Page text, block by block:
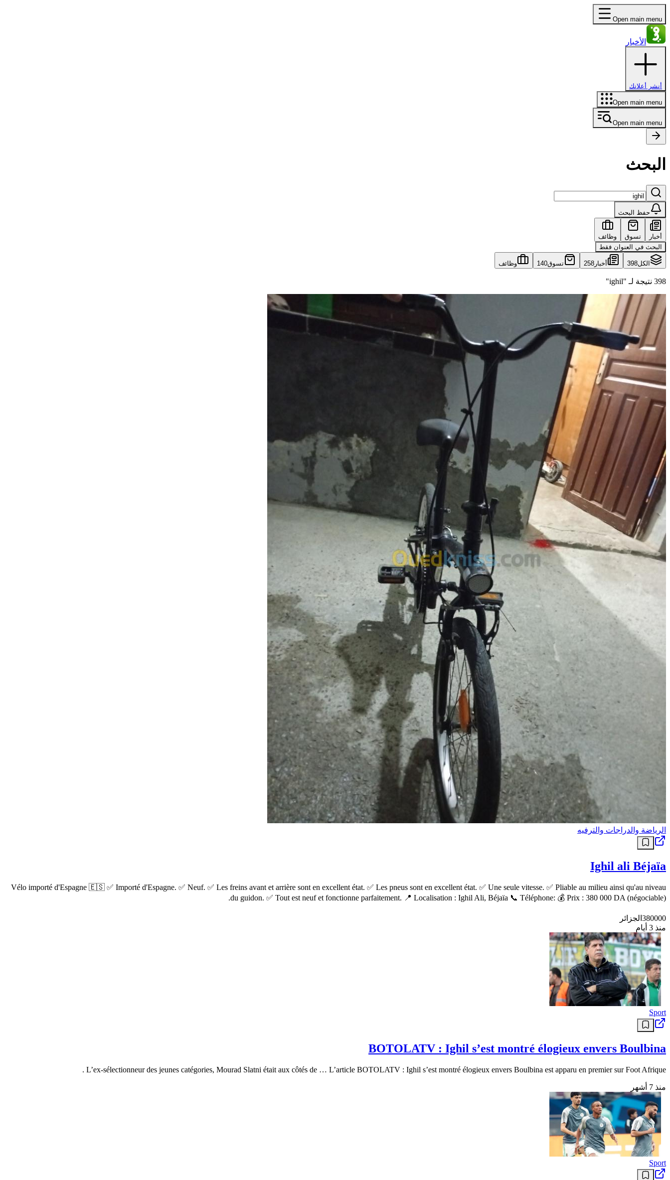
Open main menu
الأخبار
أنشر أعلانك
Open main menu
Open main menu
البحث
حفظ البحث
أخبار تسوق
وظائف
البحث في العنوان فقط
الكل398 أخبار 258 تسوق140 وظائف
398 نتيجة لـ "ighil"
الرياضة والدراجات والترفيه
Ighil ali Béjaïa
Vélo importé d'Espagne 🇪🇸 ✅ Importé d'Espagne. ✅ Neuf. ✅ Les freins avant et arrière sont en excellent état. ✅ Les pneus sont en excellent état. ✅ Une seule vitesse. ✅ Pliable au milieu ainsi qu'au niveau
du guidon. ✅ Tout est neuf et fonctionne parfaitement. 📍 Localisation : Ighil Ali, Béjaïa 📞 Téléphone: 💰 Prix : 380 000 DA (négociable).
380000 الجزائر
منذ 3 أيام
Sport
BOTOLATV : Ighil s’est montré élogieux envers Boulbina
L’ex-sélectionneur des jeunes catégories, Mourad Slatni était aux côtés de … L’article BOTOLATV : Ighil s’est montré élogieux envers Boulbina est apparu en premier sur Foot Afrique .
منذ 7 أشهر
Sport